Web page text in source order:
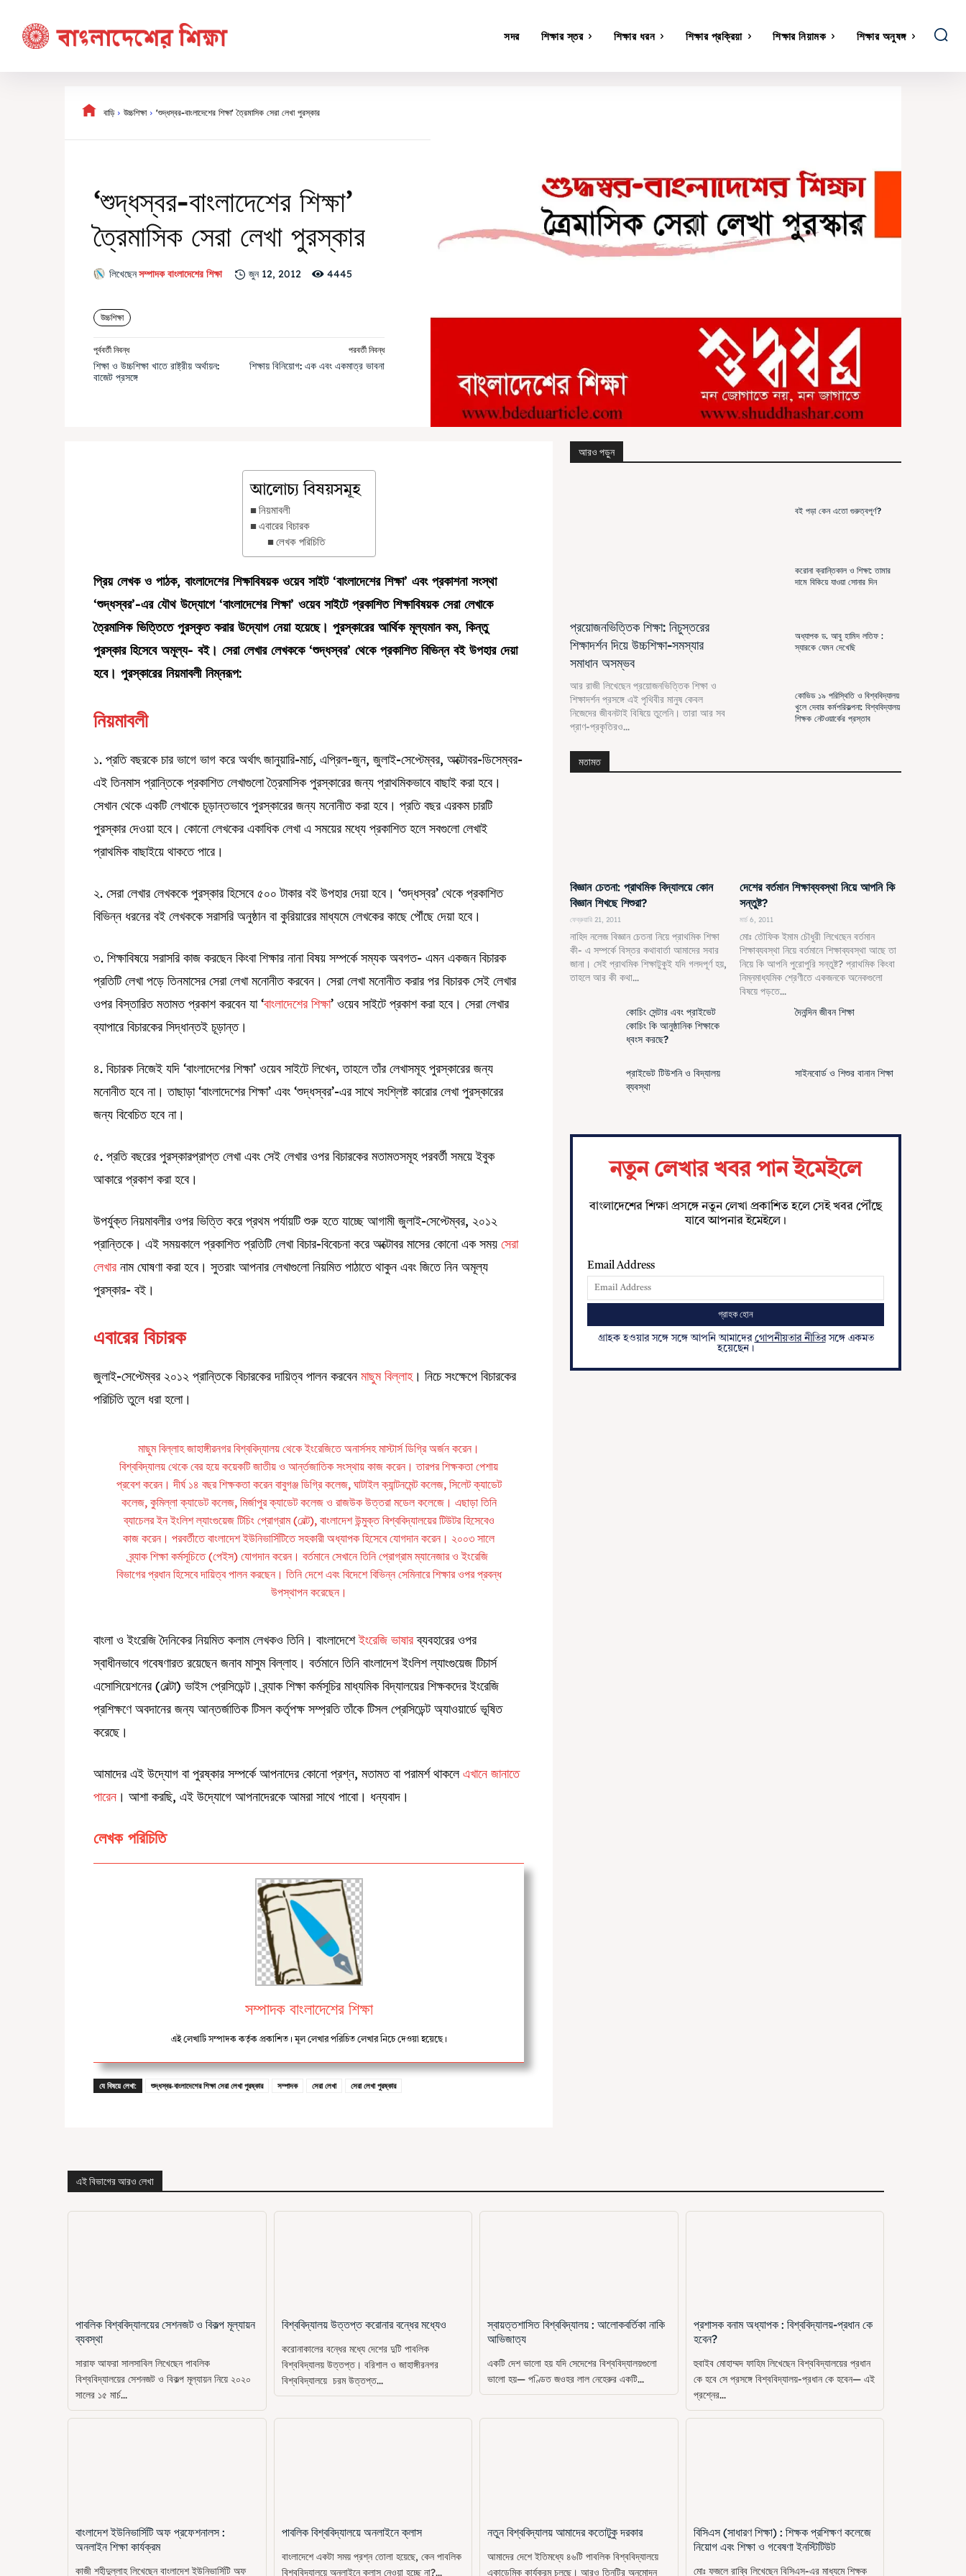
সদর শিক্ষার স্তর শিক্ষার ধরন শিক্ষার প্রক্রিয়া শিক্ষার নিয়ামক শিক্ষার অনুষঙ্গ
বাড়ি উচ্চশিক্ষা 'শুদ্ধস্বর-বাংলাদেশের শিক্ষা' ত্রৈমাসিক সেরা লেখা পুরস্কার
‘শুদ্ধস্বর-বাংলাদেশের শিক্ষা’
ত্রৈমাসিক সেরা লেখা পুরস্কার
লিখেছেনসম্পাদক বাংলাদেশের শিক্ষা জুন 12, 2012 4445
উচ্চশিক্ষা
পূর্ববর্তী নিবন্ধ
শিক্ষা ও উচ্চশিক্ষা খাতে রাষ্ট্রীয় অর্থায়ন:
বাজেট প্রসঙ্গে
পরবর্তী নিবন্ধ
শিক্ষায় বিনিয়োগ: এক এবং একমাত্র ভাবনা
আলোচ্য বিষয়সমূহ
নিয়মাবলী
এবারের বিচারক
লেখক পরিচিতি
প্রিয় লেখক ও পাঠক, বাংলাদেশের শিক্ষাবিষয়ক ওয়েব সাইট ‘বাংলাদেশের শিক্ষা’ এবং প্রকাশনা সংস্থা
‘শুদ্ধস্বর’-এর যৌথ উদ্যোগে ‘বাংলাদেশের শিক্ষা’ ওয়েব সাইটে প্রকাশিত শিক্ষাবিষয়ক সেরা লেখাকে
ত্রৈমাসিক ভিত্তিতে পুরস্কৃত করার উদ্যোগ নেয়া হয়েছে। পুরস্কারের আর্থিক মূল্যমান কম, কিন্তু
পুরস্কার হিসেবে অমূল্য- বই। সেরা লেখার লেখককে ‘শুদ্ধস্বর’ থেকে প্রকাশিত বিভিন্ন বই উপহার দেয়া
হবে। পুরস্কারের নিয়মাবলী নিম্নরূপ:
নিয়মাবলী
১. প্রতি বছরকে চার ভাগে ভাগ করে অর্থাৎ জানুয়ারি-মার্চ, এপ্রিল-জুন, জুলাই-সেপ্টেম্বর, অক্টোবর-ডিসেম্বর-
এই তিনমাস প্রান্তিকে প্রকাশিত লেখাগুলো ত্রৈমাসিক পুরস্কারের জন্য প্রাথমিকভাবে বাছাই করা হবে।
সেখান থেকে একটি লেখাকে চূড়ান্তভাবে পুরস্কারের জন্য মনোনীত করা হবে। প্রতি বছর এরকম চারটি
পুরস্কার দেওয়া হবে। কোনো লেখকের একাধিক লেখা এ সময়ের মধ্যে প্রকাশিত হলে সবগুলো লেখাই
প্রাথমিক বাছাইয়ে থাকতে পারে।
২. সেরা লেখার লেখককে পুরস্কার হিসেবে ৫০০ টাকার বই উপহার দেয়া হবে। ‘শুদ্ধস্বর’ থেকে প্রকাশিত
বিভিন্ন ধরনের বই লেখককে সরাসরি অনুষ্ঠান বা কুরিয়ারের মাধ্যমে লেখকের কাছে পৌঁছে দেয়া হবে।
৩. শিক্ষাবিষয়ে সরাসরি কাজ করছেন কিংবা শিক্ষার নানা বিষয় সম্পর্কে সম্যক অবগত- এমন একজন বিচারক
প্রতিটি লেখা পড়ে তিনমাসের সেরা লেখা মনোনীত করবেন। সেরা লেখা মনোনীত করার পর বিচারক সেই লেখার
ওপর বিস্তারিত মতামত প্রকাশ করবেন যা ‘বাংলাদেশের শিক্ষা’ ওয়েব সাইটে প্রকাশ করা হবে। সেরা লেখার
ব্যাপারে বিচারকের সিদ্ধান্তই চূড়ান্ত।
৪. বিচারক নিজেই যদি ‘বাংলাদেশের শিক্ষা’ ওয়েব সাইটে লিখেন, তাহলে তাঁর লেখাসমূহ পুরস্কারের জন্য
মনোনীত হবে না। তাছাড়া ‘বাংলাদেশের শিক্ষা’ এবং ‘শুদ্ধস্বর’-এর সাথে সংশ্লিষ্ট কারোর লেখা পুরস্কারের
জন্য বিবেচিত হবে না।
৫. প্রতি বছরের পুরস্কারপ্রাপ্ত লেখা এবং সেই লেখার ওপর বিচারকের মতামতসমূহ পরবর্তী সময়ে ইবুক
আকারে প্রকাশ করা হবে।
উপর্যুক্ত নিয়মাবলীর ওপর ভিত্তি করে প্রথম পর্যায়টি শুরু হতে যাচ্ছে আগামী জুলাই-সেপ্টেম্বর, ২০১২
প্রান্তিকে। এই সময়কালে প্রকাশিত প্রতিটি লেখা বিচার-বিবেচনা করে অক্টোবর মাসের কোনো এক সময় সেরা
লেখার নাম ঘোষণা করা হবে। সুতরাং আপনার লেখাগুলো নিয়মিত পাঠাতে থাকুন এবং জিতে নিন অমূল্য
পুরস্কার- বই।
এবারের বিচারক
জুলাই-সেপ্টেম্বর ২০১২ প্রান্তিকে বিচারকের দায়িত্ব পালন করবেন মাছুম বিল্লাহ। নিচে সংক্ষেপে বিচারকের
পরিচিতি তুলে ধরা হলো।
মাছুম বিল্লাহ জাহাঙ্গীরনগর বিশ্ববিদ্যালয় থেকে ইংরেজিতে অনার্সসহ মাস্টার্স ডিগ্রি অর্জন করেন।
বিশ্ববিদ্যালয় থেকে বের হয়ে কয়েকটি জাতীয় ও আর্ন্তজাতিক সংস্থায় কাজ করেন। তারপর শিক্ষকতা পেশায়
প্রবেশ করেন। দীর্ঘ ১৪ বছর শিক্ষকতা করেন বাবুগঞ্জ ডিগ্রি কলেজ, ঘাটাইল ক্যান্টনমেন্ট কলেজ, সিলেট ক্যাডেট
কলেজ, কুমিল্লা ক্যাডেট কলেজ, মির্জাপুর ক্যাডেট কলেজ ও রাজউক উত্তরা মডেল কলেজে। এছাড়া তিনি
ব্যাচেলর ইন ইংলিশ ল্যাংগুয়েজ টিচিং প্রোগ্রাম (বেল্ট), বাংলাদেশ উন্মুক্ত বিশ্ববিদ্যালয়ের টিউটর হিসেবেও
কাজ করেন। পরবর্তীতে বাংলাদেশ ইউনিভার্সিটিতে সহকারী অধ্যাপক হিসেবে যোগদান করেন। ২০০৩ সালে
ব্র্যাক শিক্ষা কর্মসূচিতে (পেইস) যোগদান করেন। বর্তমানে সেখানে তিনি প্রোগ্রাম ম্যানেজার ও ইংরেজি
বিভাগের প্রধান হিসেবে দায়িত্ব পালন করছেন। তিনি দেশে এবং বিদেশে বিভিন্ন সেমিনারে শিক্ষার ওপর প্রবন্ধ
উপস্থাপন করেছেন।
বাংলা ও ইংরেজি দৈনিকের নিয়মিত কলাম লেখকও তিনি। বাংলাদেশেইংরেজি ভাষারব্যবহারের ওপর
স্বাধীনভাবে গবেষণারত রয়েছেন জনাব মাসুম বিল্লাহ। বর্তমানে তিনি বাংলাদেশ ইংলিশ ল্যাংগুয়েজ টিচার্স
এসোসিয়েশনের (বেল্টা) ভাইস প্রেসিডেন্ট। ব্র্যাক শিক্ষা কর্মসূচির মাধ্যমিক বিদ্যালয়ের শিক্ষকদের ইংরেজি
প্রশিক্ষণে অবদানের জন্য আন্তর্জাতিক টিসল কর্তৃপক্ষ সম্প্রতি তাঁকে টিসল প্রেসিডেন্ট অ্যাওয়ার্ডে ভূষিত
করেছে।
আমাদের এই উদ্যোগ বা পুরষ্কার সম্পর্কে আপনাদের কোনো প্রশ্ন, মতামত বা পরামর্শ থাকলেএখানে জানাতে
পারেন । আশা করছি, এই উদ্যোগে আপনাদেরকে আমরা সাথে পাবো। ধন্যবাদ।
লেখক পরিচিতি
সম্পাদক বাংলাদেশের শিক্ষা
এই লেখাটি সম্পাদক কর্তৃক প্রকাশিত। মূল লেখার পরিচিত লেখার নিচে দেওয়া হয়েছে।
যে বিষয়ে লেখা: শুদ্ধস্বর-বাংলাদেশের শিক্ষা সেরা লেখা পুরষ্কার সম্পাদক সেরা লেখা সেরা লেখা পুরষ্কার
আরও পড়ুন
প্রয়োজনভিত্তিক শিক্ষা: নিচুস্তরের
শিক্ষাদর্শন দিয়ে উচ্চশিক্ষা-সমস্যার
সমাধান অসম্ভব
আর রাজী লিখেছেন প্রয়োজনভিত্তিক শিক্ষা ও
শিক্ষাদর্শন প্রসঙ্গে এই পৃথিবীর মানুষ কেবল
নিজেদের জীবনটাই বিষিয়ে তুলেনি। তারা আর সব
প্রাণ-প্রকৃতিরও...
বই পড়া কেন এতো গুরুত্বপূর্ণ?
করোনা ক্রান্তিকাল ও শিক্ষা: তামার
দামে বিকিয়ে যাওয়া সোনার দিন
অধ্যাপক ড. আবু হামিদ লতিফ :
স্যারকে যেমন দেখেছি
কোভিড ১৯ পরিস্থিতি ও বিশ্ববিদ্যালয়
খুলে দেবার কর্মপরিকল্পনা: বিশ্ববিদ্যালয়
শিক্ষক নেটওয়ার্কের প্রস্তাব
মতামত
বিজ্ঞান চেতনা: প্রাথমিক বিদ্যালয়ে কোন
বিজ্ঞান শিখছে শিশুরা?
ফেব্রুয়ারি 21, 2011
নাহিদ নলেজ বিজ্ঞান চেতনা নিয়ে প্রাথমিক শিক্ষা
কী- এ সম্পর্কে বিস্তর কথাবার্তা আমাদের সবার
জানা। সেই প্রাথমিক শিক্ষাটুকুই যদি গলদপূর্ণ হয়,
তাহলে আর কী কথা...
দেশের বর্তমান শিক্ষাব্যবস্থা নিয়ে আপনি কি
সন্তুষ্ট?
মার্চ 6, 2011
মোঃ তৌফিক ইমাম চৌধুরী লিখেছেন বর্তমান
শিক্ষাব্যবস্থা নিয়ে বর্তমানে শিক্ষাব্যবস্থা আছে তা
নিয়ে কি আপনি পুরোপুরি সন্তুষ্ট? প্রাথমিক কিংবা
নিম্নমাধ্যমিক শ্রেণীতে একজনকে অনেকগুলো
বিষয়ে পড়তে...
কোচিং সেন্টার এবং প্রাইভেট
কোচিং কি আনুষ্ঠানিক শিক্ষাকে
ধ্বংস করছে?
দৈনন্দিন জীবন শিক্ষা
প্রাইভেট টিউশনি ও বিদ্যালয়
ব্যবস্থা
সাইনবোর্ড ও শিশুর বানান শিক্ষা
নতুন লেখার খবর পান ইমেইলে
বাংলাদেশের শিক্ষা প্রসঙ্গে নতুন লেখা প্রকাশিত হলে সেই খবর পৌঁছে
যাবে আপনার ইমেইলে।
Email Address
গ্রাহক হওয়ার সঙ্গে সঙ্গে আপনি আমাদের গোপনীয়তার নীতিরসঙ্গে একমত
হয়েছেন।
এই বিভাগের আরও লেখা
পাবলিক বিশ্ববিদ্যালয়ের সেশনজট ও বিকল্প মূল্যায়ন
ব্যবস্থা
সারাফ আফরা সালসাবিল লিখেছেন পাবলিক
বিশ্ববিদ্যালয়ের সেশনজট ও বিকল্প মূল্যায়ন নিয়ে ২০২০
সালের ১৫ মার্চ...
বিশ্ববিদ্যালয় উত্তপ্ত করোনার বন্ধের মধ্যেও
করোনাকালের বন্ধের মধ্যে দেশের দুটি পাবলিক
বিশ্ববিদ্যালয় উত্তপ্ত। বরিশাল ও জাহাঙ্গীরনগর
বিশ্ববিদ্যালয়ে চরম উত্তপ্ত...
স্বায়ত্তশাসিত বিশ্ববিদ্যালয় : আলোকবর্তিকা নাকি
আভিজাত্য
একটি দেশ ভালো হয় যদি সেদেশের বিশ্ববিদ্যালয়গুলো
ভালো হয়— পণ্ডিত জওহর লাল নেহেরুর একটি...
প্রশাসক বনাম অধ্যাপক : বিশ্ববিদ্যালয়-প্রধান কে
হবেন?
হুবাইব মোহাম্মদ ফাহিম লিখেছেন বিশ্ববিদ্যালয়ের প্রধান
কে হবে সে প্রসঙ্গে বিশ্ববিদ্যালয়-প্রধান কে হবেন— এই
প্রশ্নের...
বাংলাদেশ ইউনিভার্সিটি অফ প্রফেশনালস :
অনলাইন শিক্ষা কার্যক্রম
কাজী শহীদুল্লাহ লিখেছেন বাংলাদেশ ইউনিভার্সিটি অফ
পাবলিক বিশ্ববিদ্যালয়ে অনলাইনে ক্লাস
বাংলাদেশে একটা সময় প্রশ্ন তোলা হয়েছে, কেন পাবলিক
বিশ্ববিদ্যালয়ে অনলাইনে ক্লাস নেওয়া হচ্ছে না?...
নতুন বিশ্ববিদ্যালয় আমাদের কতোটুকু দরকার
আমাদের দেশে ইতিমধ্যে ৪৬টি পাবলিক বিশ্ববিদ্যালয়ে
একাডেমিক কার্যক্রম চলছে। আরও তিনটির অনুমোদন
বিসিএস (সাধারণ শিক্ষা) : শিক্ষক প্রশিক্ষণ কলেজে
নিয়োগ এবং শিক্ষা ও গবেষণা ইনস্টিটিউট
মোঃ ফজলে রাব্বি লিখেছেন বিসিএস-এর মাধ্যমে শিক্ষক